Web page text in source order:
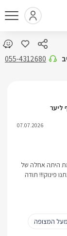
055-4312680
ליער
07.07.2026
היתה אחלה של
פינוק!!! תודה
מעל המצופה